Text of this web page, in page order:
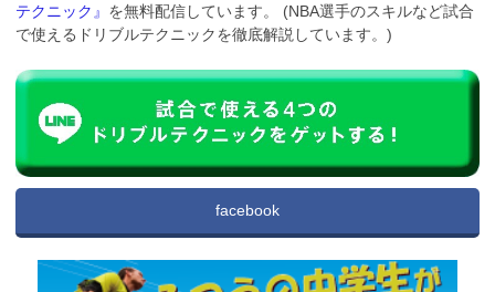
テクニック』 を無料配信しています。 (NBA選手のスキルなど試合
で使えるドリブルテクニックを徹底解説しています。)
facebook